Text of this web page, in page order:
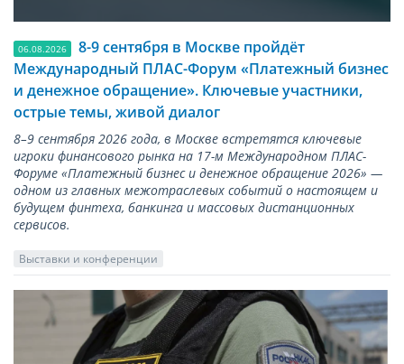
06.08.2026
8-9 сентября в Москве пройдёт
Международный ПЛАС-Форум «Платежный бизнес
и денежное обращение». Ключевые участники,
острые темы, живой диалог
8–9 сентября 2026 года, в Москве встретятся ключевые
игроки финансового рынка на 17-м Международном ПЛАС-
Форуме «Платежный бизнес и денежное обращение 2026» —
одном из главных межотраслевых событий о настоящем и
будущем финтеха, банкинга и массовых дистанционных
сервисов.
Выставки и конференции